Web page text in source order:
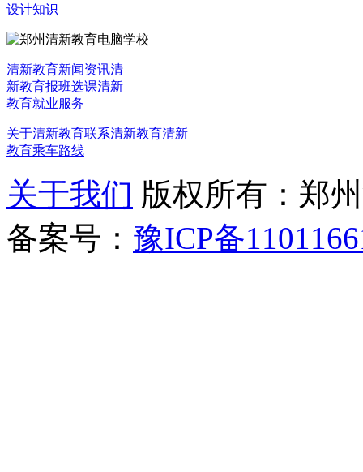
设计知识
清新教育新闻资讯清
新教育报班选课清新
教育就业服务
关于清新教育联系清新教育清新
教育乘车路线
关于我们 版权所有：郑
备案号： 豫ICP备